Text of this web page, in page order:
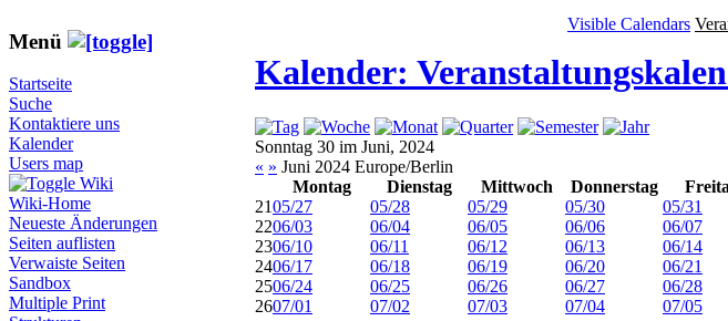
Menü
Startseite
Suche
Kontaktiere uns
Kalender
Users map
Wiki
Wiki-Home
Neueste Änderungen
Seiten auflisten
Verwaiste Seiten
Sandbox
Multiple Print
Visible Calendars
Kalender:
Sonntag 30 im Juni, 2024
« » Juni 2024 Europe/Berlin
Montag
Dienstag Mittwoch Donnerstag
2105/27 05/28 05/29 05/30 05/31
2206/03 06/04 06/05 06/06 06/07
2306/10 06/11 06/12 06/13 06/14
2406/17 06/18 06/19 06/20 06/21
2506/24 06/25 06/26 06/27 06/28
2607/01 07/02 07/03 07/04 07/05